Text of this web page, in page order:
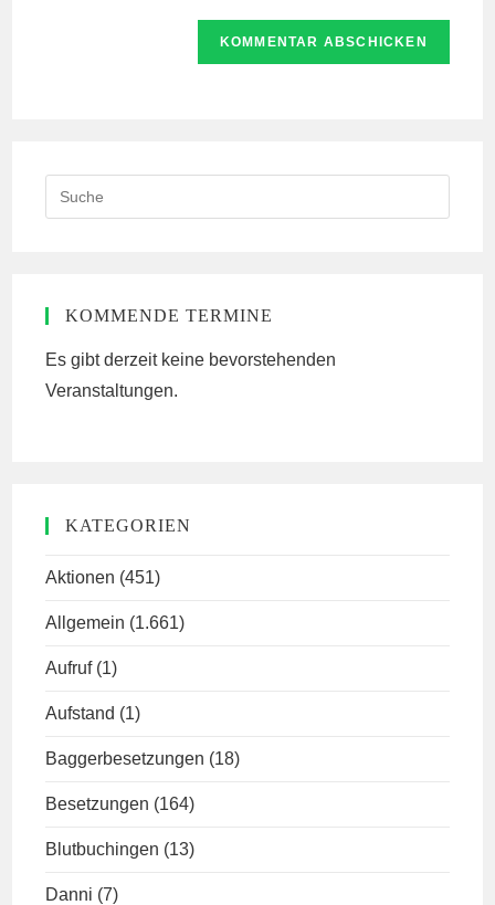
this
KOMMENDE TERMINE
Es gibt derzeit keine bevorstehenden
Veranstaltungen.
KATEGORIEN
Aktionen (451)
Allgemein (1.661)
Aufruf (1)
Aufstand (1)
Baggerbesetzungen (18)
Besetzungen (164)
Blutbuchingen (13)
Danni (7)